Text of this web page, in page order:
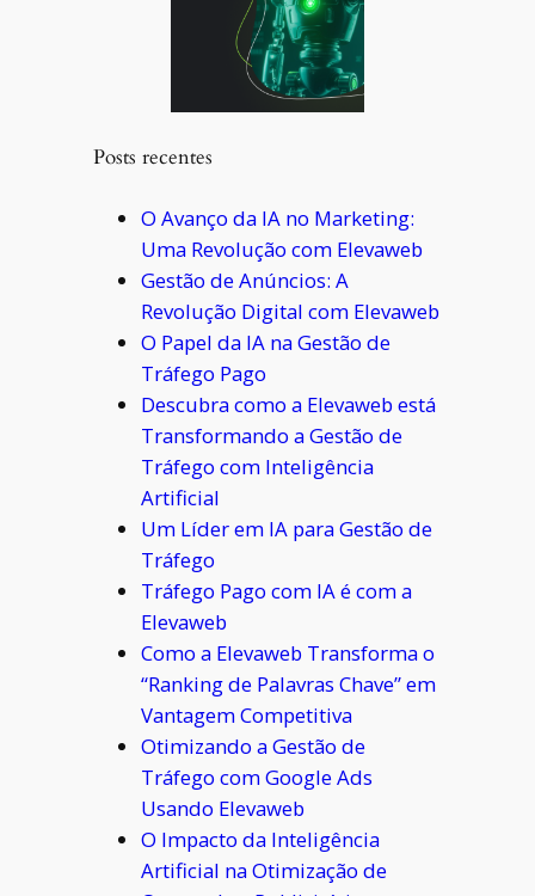
Posts recentes
O Avanço da IA no Marketing:
Uma Revolução com Elevaweb
Gestão de Anúncios: A
Revolução Digital com Elevaweb
O Papel da IA na Gestão de
Tráfego Pago
Descubra como a Elevaweb está
Transformando a Gestão de
Tráfego com Inteligência
Artificial
Um Líder em IA para Gestão de
Tráfego
Tráfego Pago com IA é com a
Elevaweb
Como a Elevaweb Transforma o
“Ranking de Palavras Chave” em
Vantagem Competitiva
Otimizando a Gestão de
Tráfego com Google Ads
Usando Elevaweb
O Impacto da Inteligência
Artificial na Otimização de